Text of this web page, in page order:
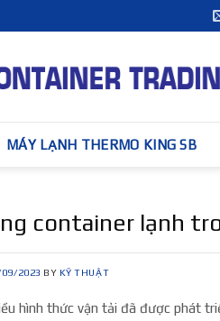
MÁY LẠNH THERMO KING SB
container lạnh
2023 BY KỸ THUẬT
hình thức vận tải đã được phát